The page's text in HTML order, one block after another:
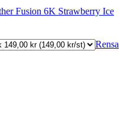
Fusion 6K Strawberry Ice
Rensa